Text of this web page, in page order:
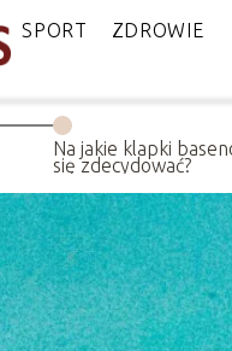
SPORT ZDROWIE
Na jakie klapki
się zdecydować?